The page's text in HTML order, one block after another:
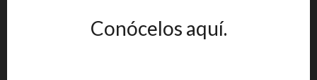
Conócelos aquí.